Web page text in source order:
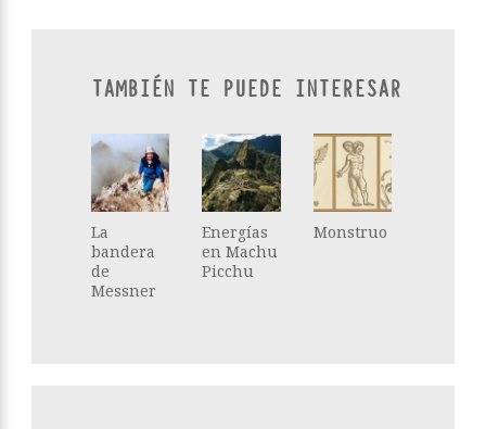
TAMBIÉN TE PUEDE INTERESAR
La
bandera
de
Messner
Energías
en Machu
Picchu
Monstruo